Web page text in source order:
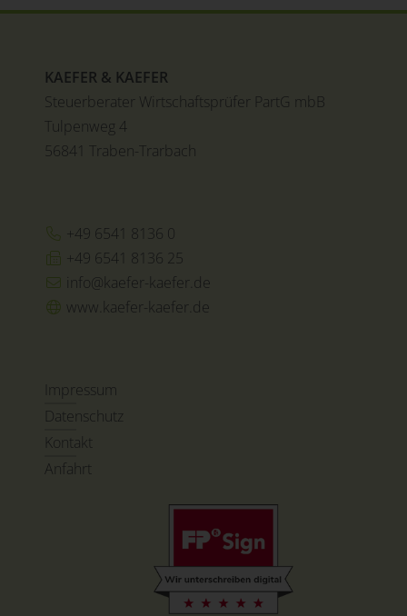
KAEFER & KAEFER
Steuerberater Wirtschaftsprüfer PartG mbB
Tulpenweg 4
56841 Traben-Trarbach
+49 6541 8136 0
+49 6541 8136 25
info@kaefer-kaefer.de
www.kaefer-kaefer.de
Impressum
Datenschutz
Kontakt
Anfahrt